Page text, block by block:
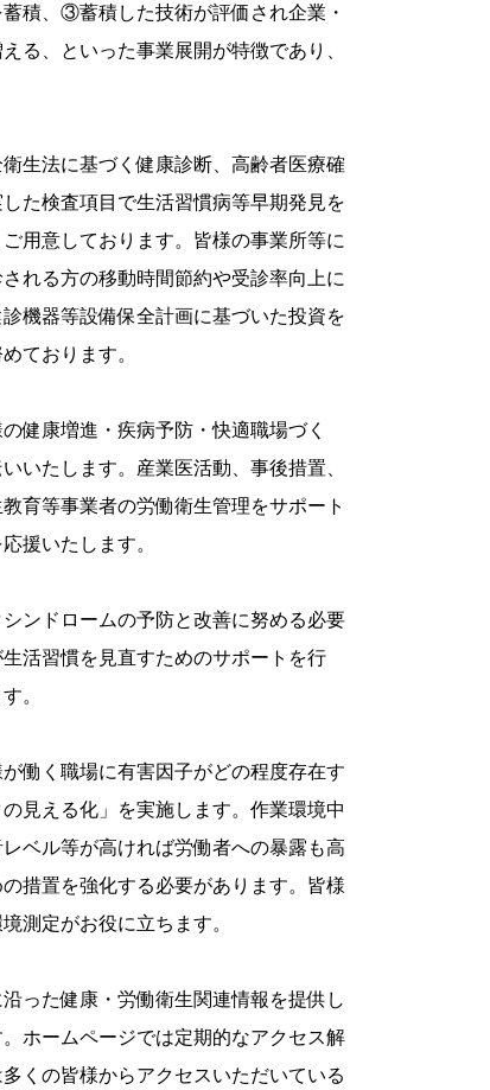
積、③蓄積した技術が評価され企業・
る、といった事業展開が特徴であり、
生法に基づく健康診断、高齢者医療確
た検査項目で生活習慣病等早期発見を
用意しております。皆様の事業所等に
れる方の移動時間節約や受診率向上に
機器等設備保全計画に基づいた投資を
ております。
健康増進・疾病予防・快適職場づく
いたします。産業医活動、事後措置、
育等事業者の労働衛生管理をサポート
援いたします。
ンドロームの予防と改善に努める必要
活習慣を見直すためのサポートを行
。
働く職場に有害因子がどの程度存在す
見える化」を実施します。作業環境中
ベル等が高ければ労働者への暴露も高
措置を強化する必要があります。皆様
測定がお役に立ちます。
った健康・労働衛生関連情報を提供し
ホームページでは定期的なアクセス解
くの皆様からアクセスいただいている